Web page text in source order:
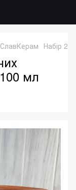
Набір 2
мл